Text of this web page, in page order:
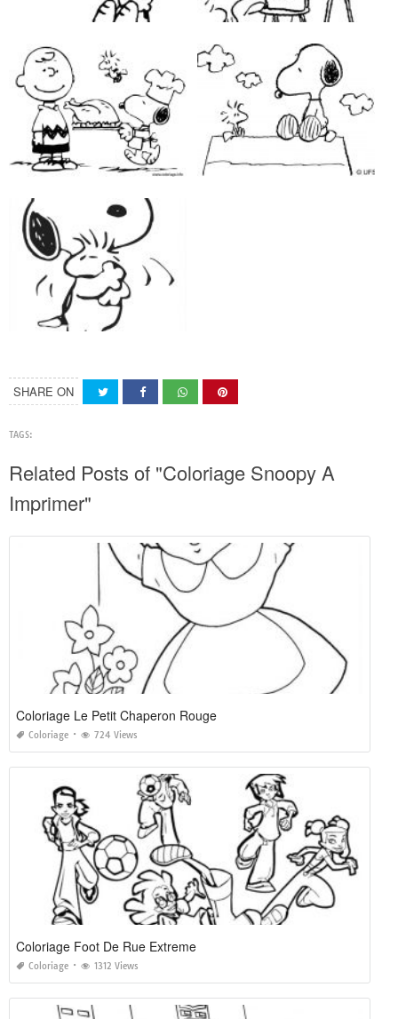
SHARE ON
TAGS:
Related Posts of "Coloriage Snoopy A
Imprimer"
Coloriage Le Petit Chaperon Rouge
Coloriage 724 Views
Coloriage Foot De Rue Extreme
Coloriage 1312 Views